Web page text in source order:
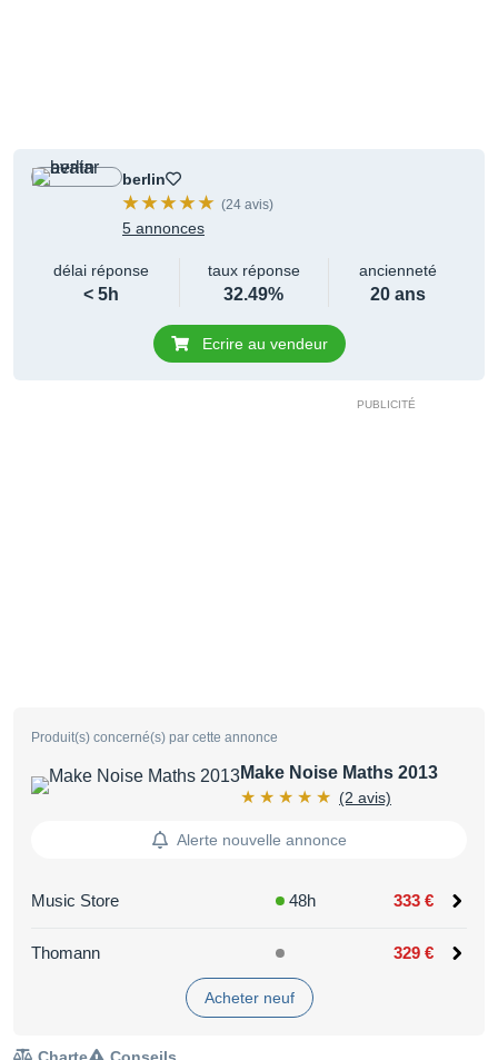
berlin
(24 avis)
5 annonces
délai réponse
< 5h
taux réponse
32.49%
ancienneté
20 ans
Ecrire au vendeur
Produit(s) concerné(s) par cette annonce
Make Noise Maths 2013
(2 avis)
Alerte nouvelle annonce
Music Store 48h 333 €
Thomann 329 €
Acheter neuf
Charte Conseils